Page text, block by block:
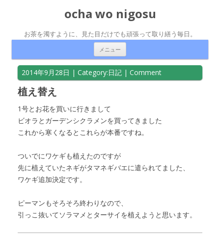
ocha wo nigosu
お茶を濁すように、見た目だけでも頑張って取り繕う毎日。
メニュー
2014年9月28日 | Category:日記 | Comment
植え替え
1号とお花を買いに行きまして
ビオラとガーデンシクラメンを買ってきました
これから寒くなるとこれらが本番ですね。
ついでにワケギも植えたのですが
先に植えていたネギがタマネギバエに遣られてました、
ワケギ追加決定です。
ピーマンもそろそろ終わりなので、
引っこ抜いてソラマメとターサイを植えようと思います。